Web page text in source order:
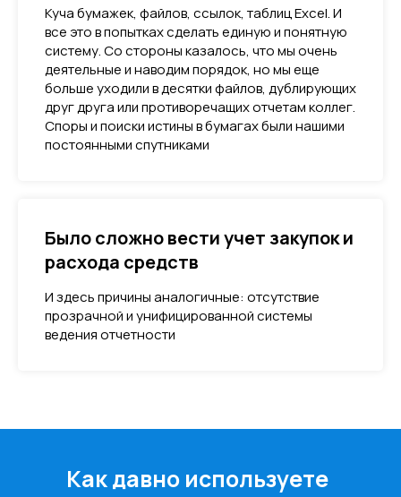
Куча бумажек, файлов, ссылок, таблиц Excel. И
все это в попытках сделать единую и понятную
систему. Со стороны казалось, что мы очень
деятельные и наводим порядок, но мы еще
больше уходили в десятки файлов, дублирующих
друг друга или противоречащих отчетам коллег.
Споры и поиски истины в бумагах были нашими
постоянными спутниками
Было сложно вести учет закупок и
расхода средств
И здесь причины аналогичные: отсутствие
прозрачной и унифицированной системы
ведения отчетности
Как давно используете